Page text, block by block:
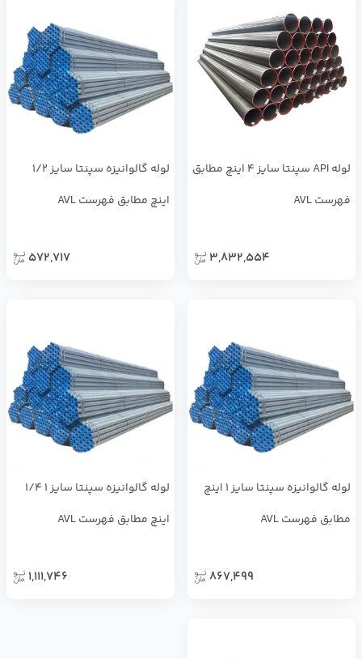
لوله API سپنتا سایز 4 اینچ مطابق
فهرست AVL
3,832,554
لوله گالوانیزه سپنتا سایز 1/2
اینچ مطابق فهرست AVL
572,717
لوله گالوانیزه سپنتا سایز 1 اینچ
مطابق فهرست AVL
867,499
لوله گالوانیزه سپنتا سایز 1 1/4
اینچ مطابق فهرست AVL
1,111,746